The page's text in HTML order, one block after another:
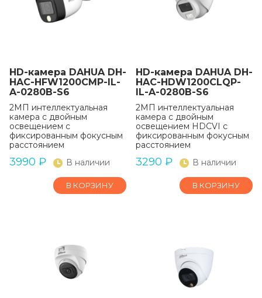
HD-камера DAHUA DH-
HAC-HFW1200CMP-IL-
A-0280B-S6
2МП интеллектуальная
камера с двойным
освещением с
фиксированным фокусным
расстоянием
3990 ₽ В наличии
В КОРЗИНУ
HD-камера DAHUA DH-
HAC-HDW1200CLQP-
IL-A-0280B-S6
2МП интеллектуальная
камера с двойным
освещением HDCVI с
фиксированным фокусным
расстоянием
3290 ₽ В наличии
В КОРЗИНУ